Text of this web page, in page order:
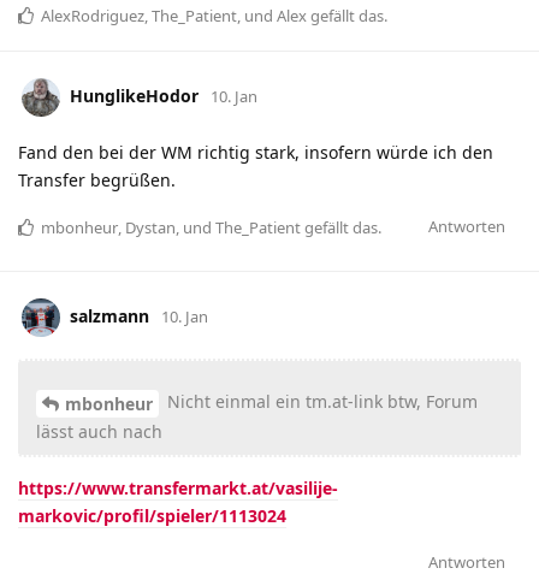
AlexRodriguez,The_Patient, und Alexgefällt das.
HunglikeHodor 10. Jan
Fand den bei der WM richtig stark, insofern würde ich den
Transfer begrüßen.
Antworten
mbonheur, Dystan, und The_Patientgefällt das.
salzmann 10. Jan
mbonheur
Nicht einmal ein tm.at-link btw, Forum
lässt auch nach
https://www.transfermarkt.at/vasilije-
markovic/profil/spieler/1113024
Antworten